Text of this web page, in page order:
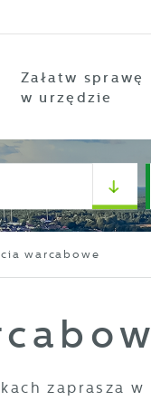
Załatw sprawę
w urzędzie
warcabowe
zaprasza